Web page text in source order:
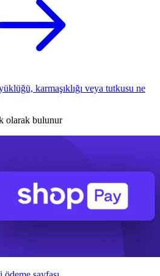
karmaşıklığı veya tutkusu ne
olarak bulunur